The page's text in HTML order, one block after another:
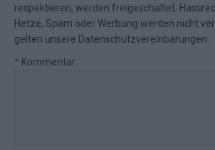
respektieren, werden freigeschaltet;
Hetze, Spam oder Werbung werden nicht
gelten unsere Datenschutzvereinbarungen
* Kommentar